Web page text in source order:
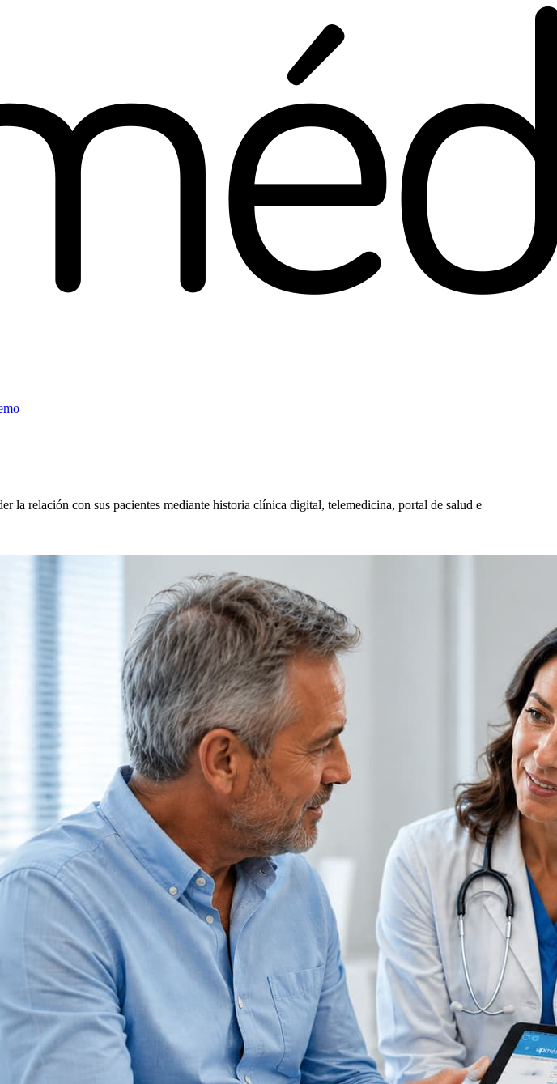
la relación con sus pacientes mediante historia clínica digital, telemedicina, portal de salud e